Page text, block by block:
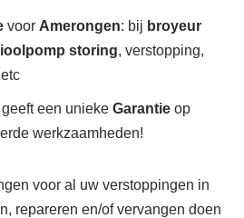
voor Amerongen: bij broyeur
storing, verstopping,
een unieke Garantie op
werkzaamheden!
voor al uw verstoppingen in
repareren en/of vervangen doen